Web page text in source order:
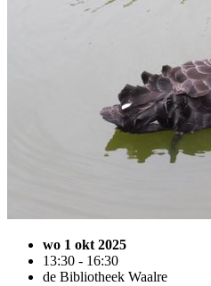
wo 1 okt 2025
13:30 - 16:30
de Bibliotheek Waalre